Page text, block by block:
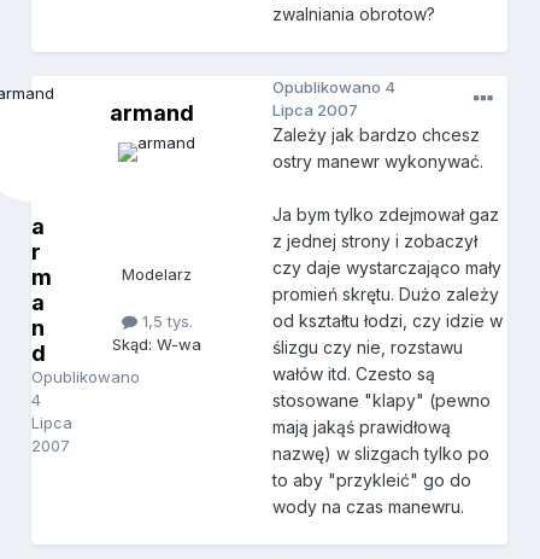
zwalniania obrotow?
a
r
m
a
n
d
Opublikowano
4
Lipca
2007
armand
Modelarz
1,5 tys.
Skąd: W-wa
Opublikowano 4
Lipca 2007
Zależy jak bardzo chcesz
ostry manewr wykonywać.
Ja bym tylko zdejmował gaz
z jednej strony i zobaczył
czy daje wystarczająco mały
promień skrętu. Dużo zależy
od kształtu łodzi, czy idzie w
ślizgu czy nie, rozstawu
wałów itd. Czesto są
stosowane "klapy" (pewno
mają jakąś prawidłową
nazwę) w slizgach tylko po
to aby "przykleić" go do
wody na czas manewru.